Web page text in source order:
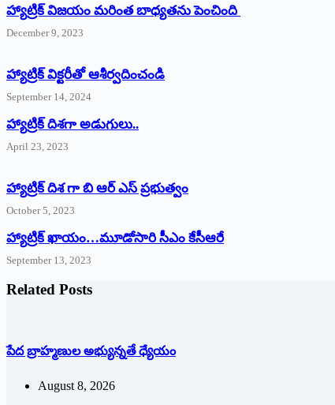
హ్యాట్రిక్ విజయం మరింత బాధ్యతను పెంచింది
December 9, 2023
హ్యాట్రిక్‌ ‌విక్టరీతో ఆశీర్వదించండి
September 14, 2024
‌హ్యాట్రిక్‌ ‌దిశగా అడుగులు..
April 23, 2023
హ్యాట్రిక్ దిశ గా బి ఆర్ ఎస్ ప్రభుత్వం
October 5, 2023
హ్యాట్రిక్‌ ‌ఖాయం…మూడోసారి సీఎం కేసీఆరే
September 13, 2023
Related Posts
పేద బ్రాహ్మణుల అభ్యున్నతే ధ్యేయం
August 8, 2026